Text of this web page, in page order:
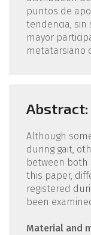
puntos de
tendencia, sin
mayor
metatarsiano
Abstract:
Although
during gait,
between both
this paper,
registered
been
Material and